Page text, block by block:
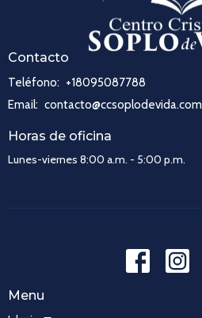
Contacto
Teléfono: +18095087788
Email: contacto@ccsoplodevida.com
Horas de oficina
Lunes-viernes 8:00 a.m. - 5:00 p.m.
Menu